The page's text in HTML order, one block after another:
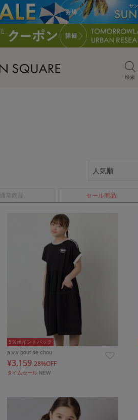
検索
通常商品 セール商品
5％ポイントバック
a.v.v bout de chou
¥3,159 28%OFF
タイムセール NEW